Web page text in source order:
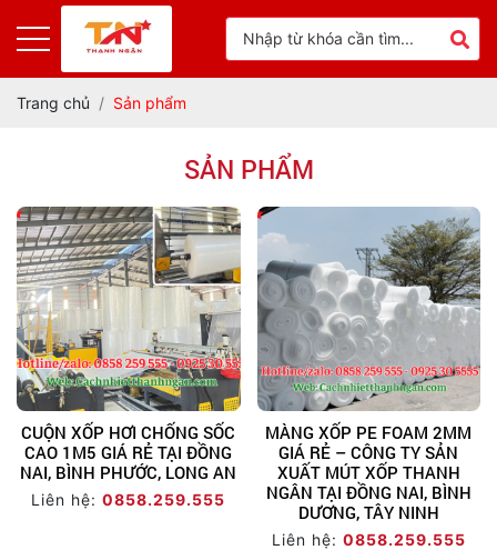
Trang chủ Sản phẩm
SẢN PHẨM
CUỘN XỐP HƠI CHỐNG SỐC
CAO 1M5 GIÁ RẺ TẠI ĐỒNG
NAI, BÌNH PHƯỚC, LONG AN
Liên hệ:0858.259.555
MÀNG XỐP PE FOAM 2MM
GIÁ RẺ – CÔNG TY SẢN
XUẤT MÚT XỐP THANH
NGÂN TẠI ĐỒNG NAI, BÌNH
DƯƠNG, TÂY NINH
Liên hệ: 0858.259.555